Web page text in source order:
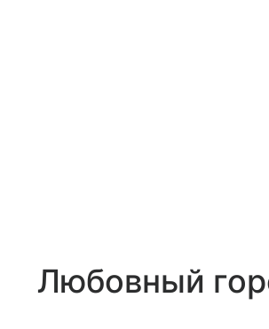
Любовный